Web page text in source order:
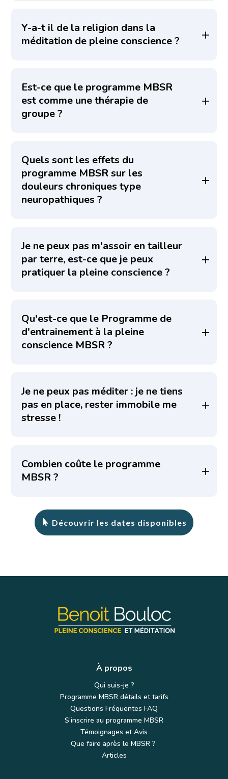
Y-a-t il de la religion dans la
méditation de pleine conscience ?
Est-ce que le programme MBSR
est comme une thérapie de
groupe ?
Quels sont les effets du
programme MBSR sur les
douleurs chroniques type
neuropathiques ?
Je ne peux pas m'assoir en tailleur
par terre, est-ce que je peux
pratiquer la pleine conscience ?
Qu'est-ce que le Programme de
d'entrainement à la pleine
conscience MBSR ?
Je ne peux pas méditer : je ne tiens
pas en place, rester immobile me
stresse !
Combien coûte le programme
MBSR ?
Découvrir les dates disponibles
À propos
Qui suis-je ?
Programme MBSR détails et tarifs
Questions Fréquentes FAQ
S’inscrire au programme MBSR
Témoignages et Avis
Que faire après le MBSR ?
Articles